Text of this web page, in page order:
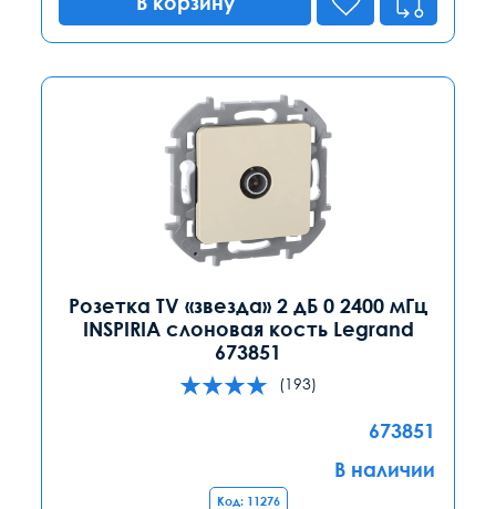
Розетка TV «звезда» 2 дБ 0 2400 мГц
INSPIRIA слоновая кость Legrand
673851
(193)
673851
В наличии
Код: 11276